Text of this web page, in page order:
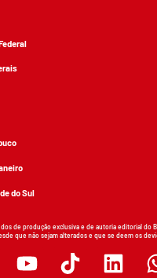
do Sul
de produção exclusiva e de autoria editorial do
que não sejam alterados e que se deem os